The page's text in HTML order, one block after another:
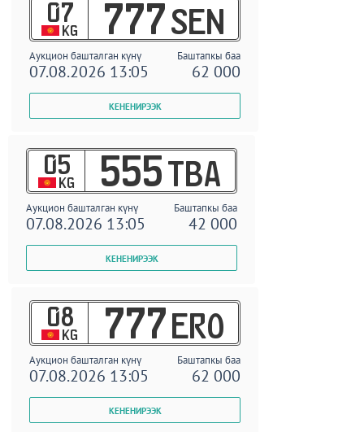
07
KG 777 SEN
Аукцион башталган күнү Баштапкы баа
07.08.2026 13:05 62 000
05
KG 555 TBA
Аукцион башталган күнү Баштапкы баа
07.08.2026 13:05 42 000
08
KG 777 ERO
Аукцион башталган күнү Баштапкы баа
07.08.2026 13:05 62 000